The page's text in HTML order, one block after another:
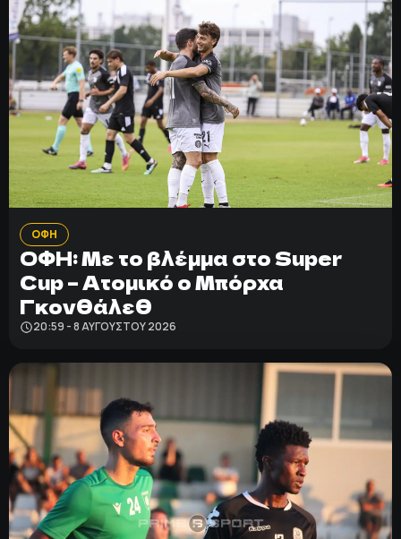
ΟΦΗ
ΟΦΗ: Με το βλέμμα στο Super
Cup – Ατομικό ο Μπόρχα
Γκονθάλεθ
20:59 - 8 ΑΥΓΟΎΣΤΟΥ 2026